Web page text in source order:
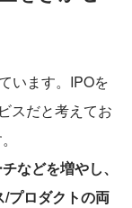
います。IPOを
スだと考えてお
などを増やし、
プロダクトの両